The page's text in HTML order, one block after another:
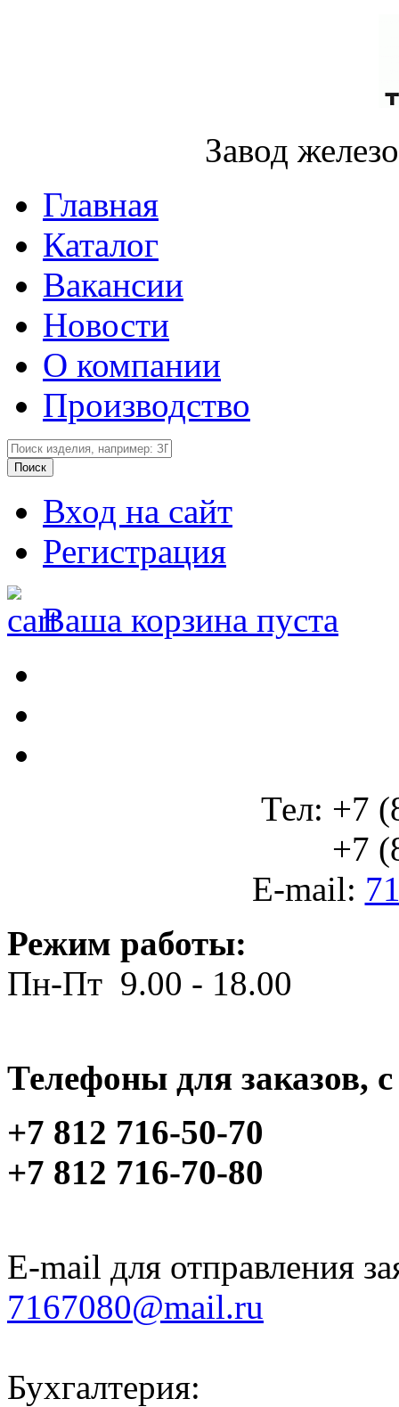
Завод
Главная
Каталог
Вакансии
Новости
О компании
Производство
Вход на сайт
Регистрация
Ваша корзина пуста
Тел: +7
+7
E-mail:
Режим работы:
Пн-Пт 9.00 - 18.00
Телефоны для заказов,
+7 812 716-50-70
+7 812 716-70-80
E-mail для отправления
7167080@mail.ru
Бухгалтерия: